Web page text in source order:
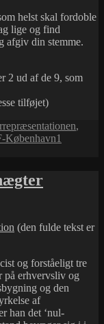
helst skal fordoble
lige og find
afgiv din stemme.
2 ud af de 9, som
tilføjet)
,
København1
(den fulde tekst er
og forståeligt tre
på erhvervsliv og
og den
af
han det ‘nul-